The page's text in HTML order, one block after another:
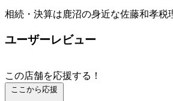
相続・決算は鹿沼の身近な佐藤和孝税
ユーザーレビュー
この店舗を応援する！
ここから応援